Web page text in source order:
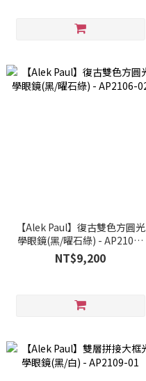
【Alek Paul】復古雙色方圓光
學眼鏡(黑/曜石綠) - AP2106-
02
NT$9,200